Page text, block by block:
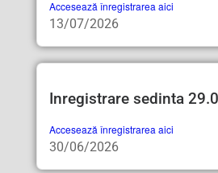
Accesează înregistrarea aici
13/07/2026
Inregistrare sedinta
Accesează înregistrarea aici
30/06/2026